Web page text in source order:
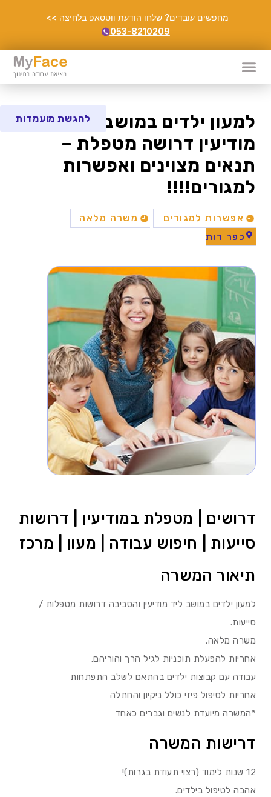
מחפשים עובדים? שלחו הודעת ווטסאפ בלחיצה >>
053-8210209
למעון ילדים במושב ליד
מודיעין דרושה מטפלת –
תנאים מצוינים ואפשרות
למגורים!!!!
אפשרות למגורים
משרה מלאה
כפר רות
להגשת מועמדות
דרושים | מטפלת במודיעין | דרושות
סייעות | חיפוש עבודה | מעון | מרכז
תיאור המשרה
למעון ילדים במושב ליד מודיעין והסביבה דרושות מטפלות /
סייעות.
משרה מלאה.
אחריות להפעלת תוכניות לגיל הרך והוריהם.
עבודה עם קבוצות ילדים בהתאם לשלב התפתחות
אחריות לטיפול פיזי כולל ניקיון והחתלה
*המשרה מיועדת לנשים וגברים כאחד
דרישות המשרה
12 שנות לימוד (רצוי תעודת בגרות)!
אהבה לטיפול בילדים.